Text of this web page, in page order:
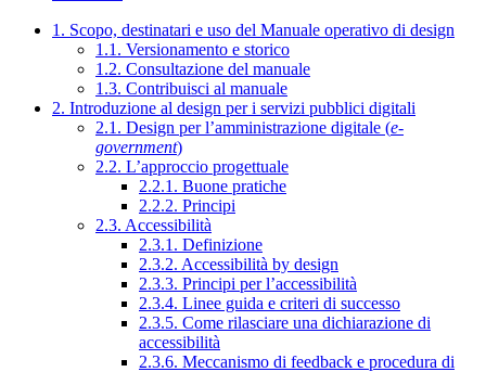
1. Scopo, destinatari e uso del Manuale operativo di design
1.1. Versionamento e storico
1.2. Consultazione del manuale
1.3. Contribuisci al manuale
2. Introduzione al design per i servizi pubblici digitali
2.1. Design per l’amministrazione digitale (e-
government)
2.2. L’approccio progettuale
2.2.1. Buone pratiche
2.2.2. Principi
2.3. Accessibilità
2.3.1. Definizione
2.3.2. Accessibilità by design
2.3.3. Principi per l’accessibilità
2.3.4. Linee guida e criteri di successo
2.3.5. Come rilasciare una dichiarazione di
accessibilità
2.3.6. Meccanismo di feedback e procedura di